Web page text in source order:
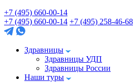
+7 (495) 660-00-14
+7 (495) 660-00-14 +7 (495) 258-46-68
Здравницы
Здравницы УДП
Здравницы России
Наши туры